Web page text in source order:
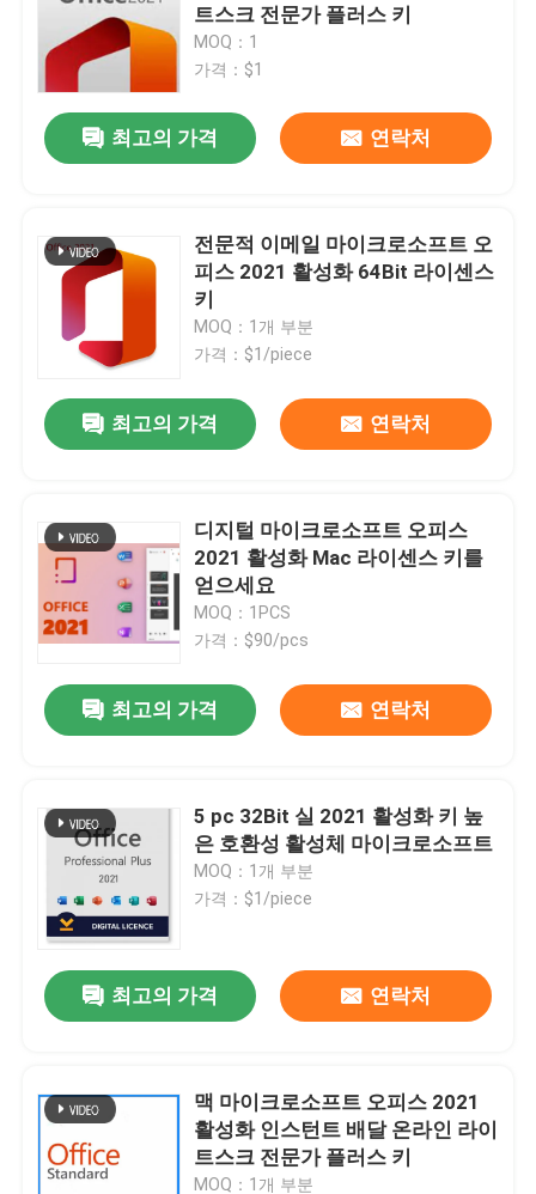
제품
비디오
우리 에 관한 것
저희와 연락
인용 을 요청 하십시오
오피스 2024 키 구매
사무실 2021년 전문적 플러스
트스크 전문가 플러스 키
MOQ：1
가격：$1
최고의 가격 연락처
전문적 이메일 마이크로소프트 오
피스 2021 활성화 64Bit 라이센스
키
MOQ：1개 부분
가격：$1/piece
최고의 가격 연락처
디지털 마이크로소프트 오피스
2021 활성화 Mac 라이센스 키를
얻으세요
MOQ：1PCS
가격：$90/pcs
최고의 가격 연락처
5 pc 32Bit 실 2021 활성화 키 높
은 호환성 활성체 마이크로소프트
MOQ：1개 부분
가격：$1/piece
최고의 가격 연락처
맥 마이크로소프트 오피스 2021
활성화 인스턴트 배달 온라인 라이
트스크 전문가 플러스 키
MOQ：1개 부분